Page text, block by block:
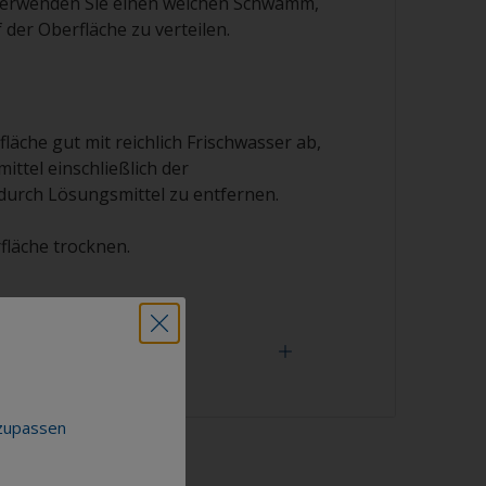
Oberfläche zu verteilen.
gut mit reichlich Frischwasser ab,
einschließlich der
Lösungsmittel zu entfernen.
trocknen.
sich das Wasser beim Spülen über die